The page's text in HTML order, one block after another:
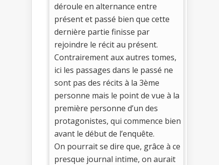
déroule en alternance entre
présent et passé bien que cette
dernière partie finisse par
rejoindre le récit au présent.
Contrairement aux autres tomes,
ici les passages dans le passé ne
sont pas des récits à la 3ème
personne mais le point de vue à la
première personne d’un des
protagonistes, qui commence bien
avant le début de l’enquête.
On pourrait se dire que, grâce à ce
presque journal intime, on aurait